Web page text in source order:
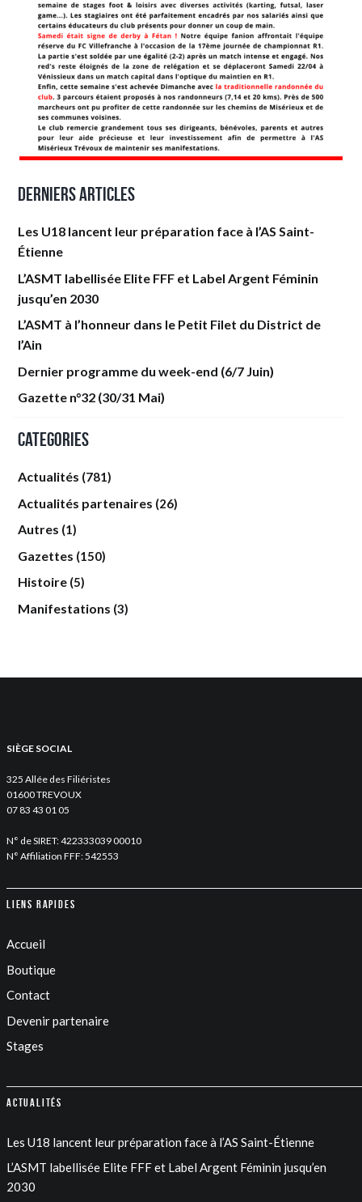
Derniers articles
Les U18 lancent leur préparation face à l’AS Saint-
Étienne
L’ASMT labellisée Elite FFF et Label Argent Féminin
jusqu’en 2030
L’ASMT à l’honneur dans le Petit Filet du District de
l’Ain
Dernier programme du week-end (6/7 Juin)
Gazette n°32 (30/31 Mai)
Categories
Actualités (781)
Actualités partenaires (26)
Autres (1)
Gazettes (150)
Histoire (5)
Manifestations (3)
SIÈGE SOCIAL
325 Allée des Filiéristes
01600 TREVOUX
07 83 43 01 05
N° de SIRET: 422333039 00010
N° Affiliation FFF: 542553
Liens rapides
Accueil
Boutique
Contact
Devenir partenaire
Stages
Actualités
Les U18 lancent leur préparation face à l’AS Saint-Étienne
L’ASMT labellisée Elite FFF et Label Argent Féminin jusqu’en
2030